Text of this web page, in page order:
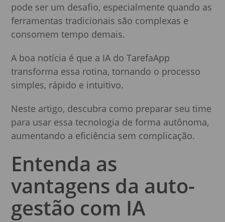
pode ser um desafio, especialmente quando as
ferramentas tradicionais são complexas e
consomem tempo demais.
A boa notícia é que a IA do TarefaApp
transforma essa rotina, tornando o processo
simples, rápido e intuitivo.
Neste artigo, descubra como preparar seu time
para usar essa tecnologia de forma autônoma,
aumentando a eficiência sem complicação.
Entenda as
vantagens da auto-
gestão com IA